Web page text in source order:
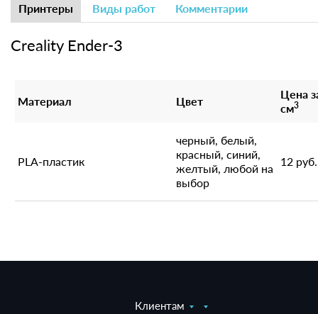
Принтеры Виды работ Комментарии
Creality Ender-3
Материал Цвет
Цена
см3
PLA-пластик
черный, белый,
красный, синий,
желтый, любой на
выбор
12 руб.
Клиентам